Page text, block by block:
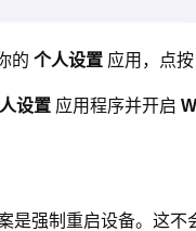
的 个人设置 应用，点按
设置 应用程序并开启
是强制重启设备。这